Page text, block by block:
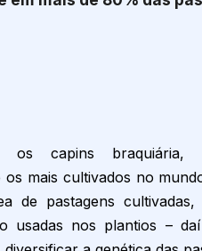
capins braquiária,
os mais cultivados no
de pastagens
usadas nos plantios –